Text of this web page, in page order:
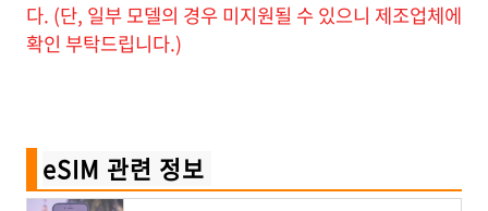
다. (단, 일부 모델의 경우 미지원될 수 있으니 제조업체에
확인 부탁드립니다.)
eSIM 관련 정보